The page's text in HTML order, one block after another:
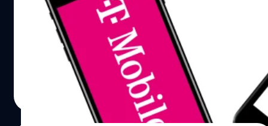
แรกสำเร็จ
วันพุธที่ 10 มกราคม สเปซเอ็กซ์ (SpaceX) ประกาศว่าได้
ประสบความสำเร็จในการทดสอบส่งข้อความสื่อสารบน
โทรศัพท์มือถือผ่านดาวเทียมสตาร์ลิงก์ (Starlink) โดยใช้
เครือข่ายของ T-Mobile ซึ่งโทรศัพท์มือถือสามารถเชื่อมต่อไป
ยังดาวเทียมได้โดยตรง ไม่ต้องมีการอัปเกรดอุปกรณ์เพิ่มเติม
| 939 days ago